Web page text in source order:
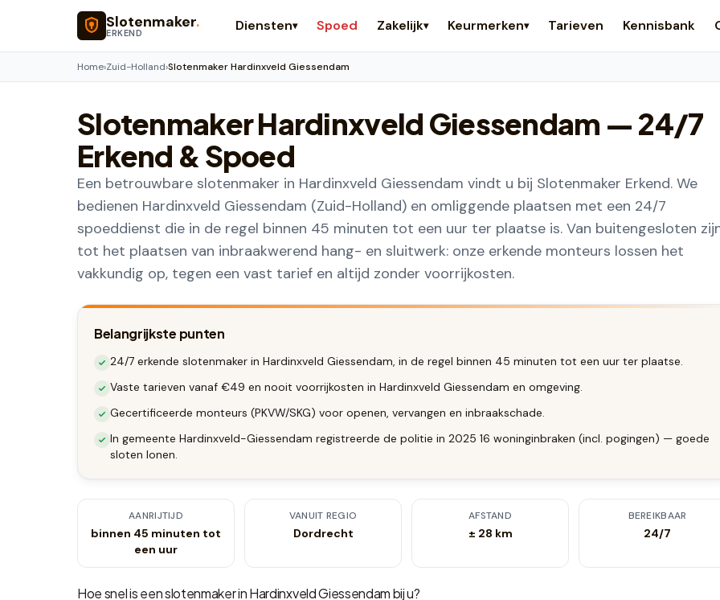
Naar hoofdinhoud
Slotenmaker.
ERKEND Diensten▾ Spoed Zakelijk▾ Keurmerken▾ Tarieven Kennisbank
Home›Zuid-Holland›Slotenmaker Hardinxveld Giessendam
SlotenmakerHardinxveld Giessendam — 24/7
Erkend & Spoed
Een betrouwbare slotenmaker in Hardinxveld Giessendam vindt u bij Slotenmaker Erkend. We
bedienen Hardinxveld Giessendam (Zuid-Holland) en omliggende plaatsen met een 24/7
spoeddienst die in de regel binnen 45 minuten tot een uur ter plaatse is. Van buitengesloten
tot het plaatsen van inbraakwerend hang- en sluitwerk: onze erkende monteurs lossen het
vakkundig op, tegen een vast tarief en altijd zonder voorrijkosten.
Belangrijkste punten
24/7 erkende slotenmaker in Hardinxveld Giessendam, in de regel binnen 45 minuten tot een uur ter plaatse.
Vaste tarieven vanaf €49 en nooit voorrijkosten in Hardinxveld Giessendam en omgeving.
Gecertificeerde monteurs (PKVW/SKG) voor openen, vervangen en inbraakschade.
In gemeente Hardinxveld-Giessendam registreerde de politie in 2025 16 woninginbraken (incl. pogingen) — goede
sloten lonen.
AANRIJTIJD
binnen 45 minuten tot
een uur
VANUIT REGIO
Dordrecht
AFSTAND
± 28 km
BEREIKBAAR
24/7
Hoe snel is een slotenmaker inHardinxveld Giessendambij u?